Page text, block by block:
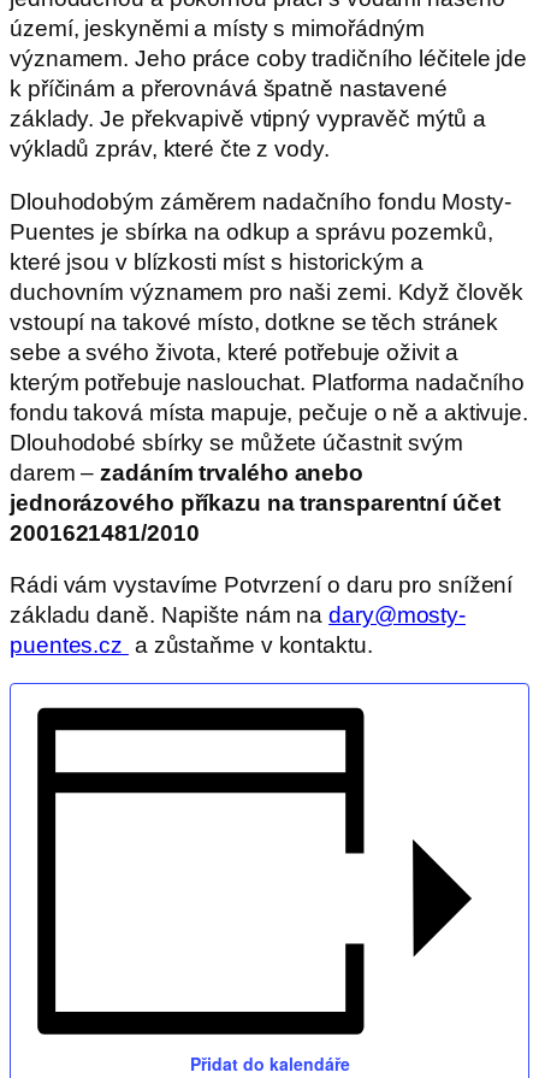
území, jeskyněmi a místy s mimořádným
významem. Jeho práce coby tradičního léčitele jde
k příčinám a přerovnává špatně nastavené
základy. Je překvapivě vtipný vypravěč mýtů a
výkladů zpráv, které čte z vody.
Dlouhodobým záměrem nadačního fondu Mosty-
Puentes je sbírka na odkup a správu pozemků,
které jsou v blízkosti míst s historickým a
duchovním významem pro naši zemi. Když člověk
vstoupí na takové místo, dotkne se těch stránek
sebe a svého života, které potřebuje oživit a
kterým potřebuje naslouchat. Platforma nadačního
fondu taková místa mapuje, pečuje o ně a aktivuje.
Dlouhodobé sbírky se můžete účastnit svým
darem –zadáním trvalého anebo
jednorázového příkazu na transparentní účet
2001621481/2010
Rádi vám vystavíme Potvrzení o daru pro snížení
základu daně. Napište nám nadary@mosty-
puentes.cz a zůstaňme v kontaktu.
Přidat do kalendáře